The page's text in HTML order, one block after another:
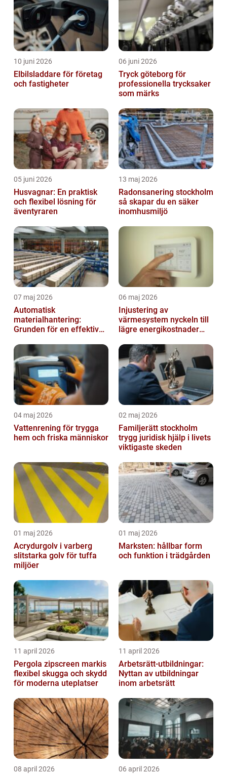
10 juni 2026
Elbilsladdare för företag
och fastigheter
06 juni 2026
Tryck göteborg för
professionella trycksaker
som märks
05 juni 2026
Husvagnar: En praktisk
och flexibel lösning för
äventyraren
13 maj 2026
Radonsanering stockholm
så skapar du en säker
inomhusmiljö
07 maj 2026
Automatisk
materialhantering:
Grunden för en effektiv
06 maj 2026
Injustering av
värmesystem nyckeln till
lägre energikostnader
inomhusklimat
04 maj 2026
Vattenrening för trygga
hem och friska människor
02 maj 2026
Familjerätt stockholm
trygg juridisk hjälp i livets
viktigaste skeden
01 maj 2026
Acrydurgolv i varberg
slitstarka golv för tuffa
miljöer
01 maj 2026
Marksten: hållbar form
och funktion i trädgården
11 april 2026
Pergola zipscreen markis
flexibel skugga och skydd
för moderna uteplatser
11 april 2026
Arbetsrätt-utbildningar:
Nyttan av utbildningar
inom arbetsrätt
08 april 2026 06 april 2026